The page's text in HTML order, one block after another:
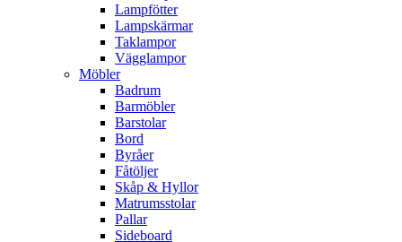
Lampfötter
Lampskärmar
Taklampor
Vägglampor
Möbler
Badrum
Barmöbler
Barstolar
Bord
Byråer
Fåtöljer
Skåp & Hyllor
Matrumsstolar
Pallar
Sideboard